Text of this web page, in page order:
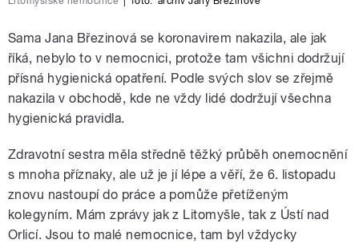
Sama Jana Březinová se koronavirem nakazila, ale jak
říká, nebylo to v nemocnici, protože tam všichni dodržují
přísná hygienická opatření. Podle svých slov se zřejmě
nakazila v obchodě, kde ne vždy lidé dodržují všechna
hygienická pravidla.
Zdravotní sestra měla středně těžký průběh onemocnění
s mnoha příznaky, ale už je jí lépe a věří, že 6. listopadu
znovu nastoupí do práce a pomůže přetíženým
kolegyním. Mám zprávy jak z Litomyšle, tak z Ústí nad
Orlicí. Jsou to malé nemocnice, tam byl vždycky